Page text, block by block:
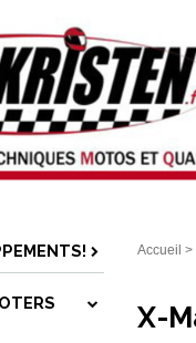
Accueil >
X-